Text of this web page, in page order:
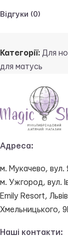
Відгуки (0)
Категорії: Для
для матусь
Адреса:
м. Мукачево,
м. Ужгород, вул.
Emily Resort,
Хмельницького,
Наші контакти: